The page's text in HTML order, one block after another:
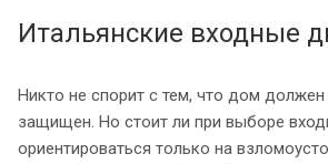
Итальянские входные
Никто не спорит с тем, что дом
защищен. Но стоит ли при выборе
ориентироваться только на